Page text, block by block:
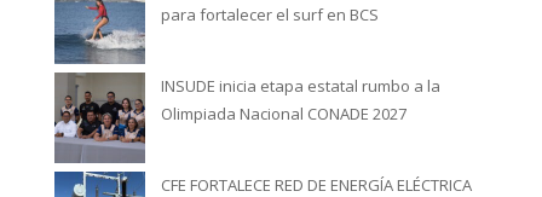
para fortalecer el surf en BCS
INSUDE inicia etapa estatal rumbo a la
Olimpiada Nacional CONADE 2027
CFE FORTALECE RED DE ENERGÍA ELÉCTRICA